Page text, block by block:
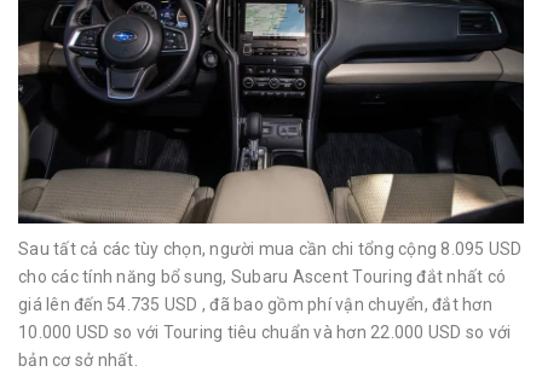
Sau tất cả các tùy chọn, người mua cần chi tổng cộng 8.095 USD
cho các tính năng bổ sung, Subaru Ascent Touring đắt nhất có
giá lên đến 54.735 USD , đã bao gồm phí vận chuyển, đắt hơn
10.000 USD so với Touring tiêu chuẩn và hơn 22.000 USD so với
bản cơ sở nhất.